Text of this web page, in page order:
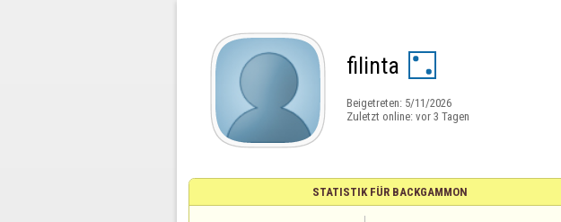
filinta
Beigetreten: 5/11/2026
Zuletzt online: vor 3 Tagen
STATISTIK FÜR BACKGAMMON